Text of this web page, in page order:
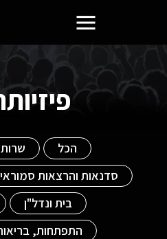
הכל
סדנאות והרצאות
בית ונדל"ן
התפתחות, בריאות